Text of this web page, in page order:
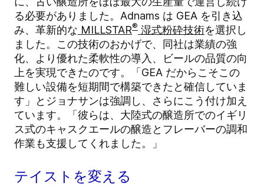
る必要がありました。Adnams は GEA を引き込
み、 革新的な MILLSTAR® 湿式粉砕技術を選択し
ました。この技術のおかげで、同社は業績の強
化、より優れた柔軟性の導入、ビールの品質の向
上を実現できたのです。
「GEA だからこそこの
難しい設備を短期間で構築できたと確信していま
す」
とジョナサンは強調し 、さらにこう付け加え
ています。「 彼らは、大陸式の醸造所でのイギリ
ス式のキャスクエールの醸造とフレーバーの調和
作業も支援してくれました。」
テイストを変える